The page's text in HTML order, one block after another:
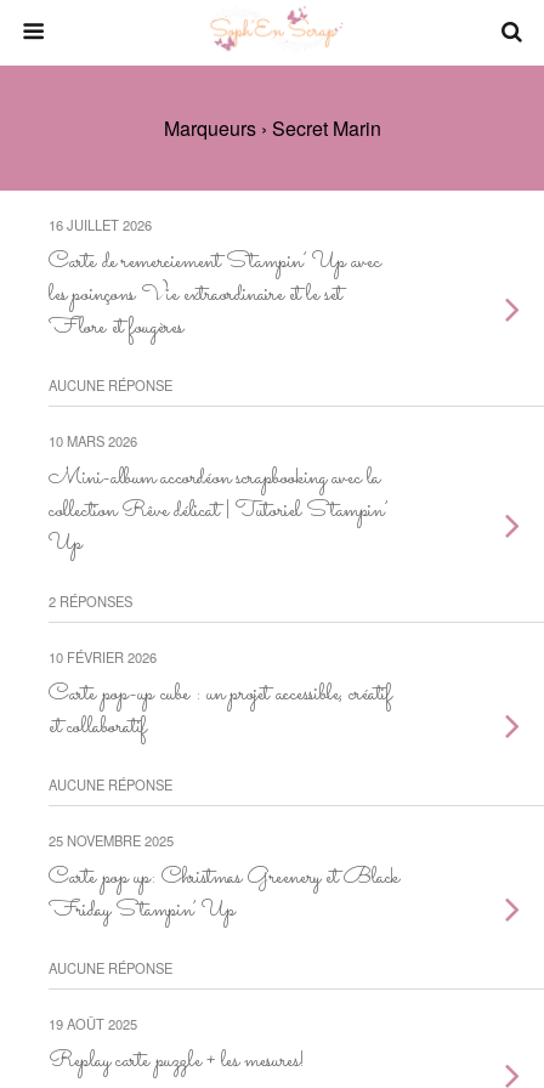
Marqueurs › Secret Marin
16 JUILLET 2026
Carte de remerciement Stampin’ Up avec
les poinçons Vie extraordinaire et le set
Flore et fougères
AUCUNE RÉPONSE
10 MARS 2026
Mini-album accordéon scrapbooking avec la
collection Rêve délicat | Tutoriel Stampin’
Up
2 RÉPONSES
10 FÉVRIER 2026
Carte pop-up cube : un projet accessible, créatif
et collaboratif
AUCUNE RÉPONSE
25 NOVEMBRE 2025
Carte pop up: Christmas Greenery et Black
Friday Stampin’ Up
AUCUNE RÉPONSE
19 AOÛT 2025
Replay carte puzzle + les mesures!